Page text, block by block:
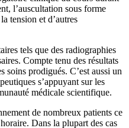
l’auscultation sous forme
tension et d’autres
tels que des radiographies
Compte tenu des résultats
soins prodigués. C’est aussi un
s’appuyant sur les
médicale scientifique.
de nombreux patients ce
Dans la plupart des cas